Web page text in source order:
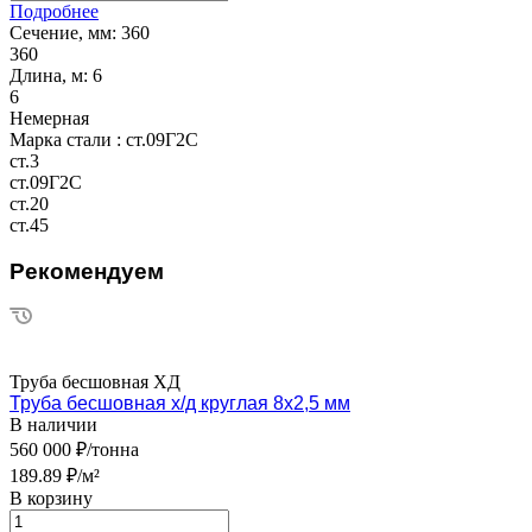
Подробнее
Сечение, мм: 360
360
Длина, м: 6
6
Немерная
Марка стали : ст.09Г2С
ст.3
ст.09Г2С
ст.20
ст.45
Рекомендуем
Труба бесшовная ХД
Труба бесшовная х/д круглая 8х2,5 мм
В наличии
560 000 ₽/тонна
189.89 ₽/м²
В корзину